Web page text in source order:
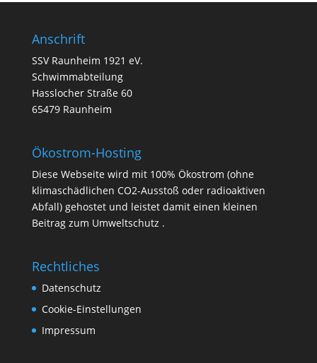
Anschrift
SSV Raunheim 1921 eV.
Schwimmabteilung
Hasslocher Straße 60
65479 Raunheim
Ökostrom-Hosting
Diese Webseite wird mit 100% Ökostrom (ohne
klimaschädlichen CO2-Ausstoß oder radioaktiven
Abfall) gehostet und leistet damit einen kleinen
Beitrag zum Umweltschutz .
Rechtliches
Datenschutz
Cookie-Einstellungen
Impressum